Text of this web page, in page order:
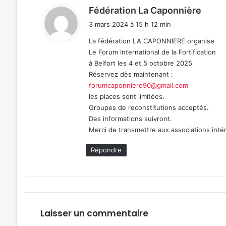
Fédération La Caponnière
:
3 mars 2024 à 15 h 12 min
La fédération LA CAPONNIERE organise
Le Forum International de la Fortification
à Belfort les 4 et 5 octobre 2025
Réservez dès maintenant :
forumcaponniere90@gmail.com
les places sont limitées.
Groupes de reconstitutions acceptés.
Des informations suivront.
Merci de transmettre aux associations
Répondre
Laisser un commentaire